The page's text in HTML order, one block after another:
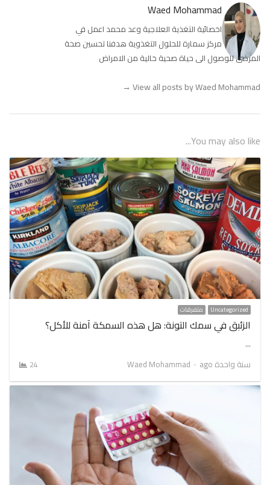
Waed Mohammad
اخصائية التغذية العلاجية وعد محمد اعمل في
مركز سمارة للحلول التغذوية هدفنا تحسين صحة
المرضى للوصول الى حياة صحية خالية من الامراض
View all posts by Waed Mohammad
→
You may also like...
Uncategorized متفرقات
الزئبق في سمك التونة: هل هذه السمكة آمنة للأكل؟
…
سنة واحدة ago
Author
Waed Mohammad
24